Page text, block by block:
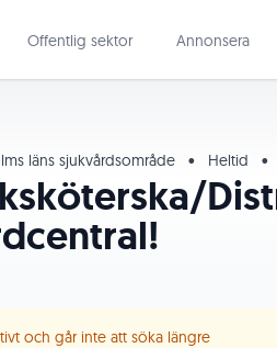
Offentlig sektor Annonsera
läns sjukvårdsområde • Heltid •
och går inte att söka längre